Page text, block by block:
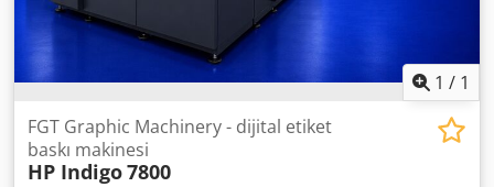
1 / 1
FGT Graphic Machinery - dijital etiket
baskı makinesi
HP Indigo7800